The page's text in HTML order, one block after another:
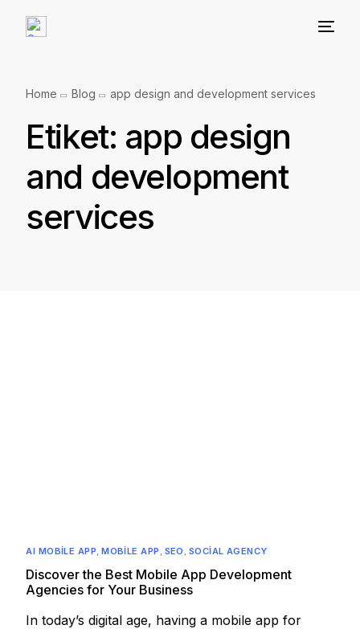
Home Blog app design and development services
Etiket: app design
and development
services
AI MOBILE APP,MOBILE APP , SEO , SOCIAL AGENCY
Discover the Best Mobile App Development
Agencies for Your Business
In today’s digital age, having a mobile app for